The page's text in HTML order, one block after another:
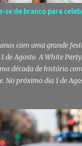
se de branco para
com uma grande
de Agosto A White
década de história
No próximo dia 1 de
reverterá para a
do Pinhal Novo,
distinguiu este